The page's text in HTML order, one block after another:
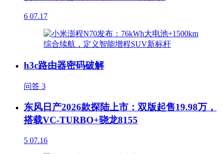
6 07.17
h3c路由器密码破解
问答 3
东风日产2026款探陆上市：双版起售19.98万，
搭载VC-TURBO+骁龙8155
5 07.16